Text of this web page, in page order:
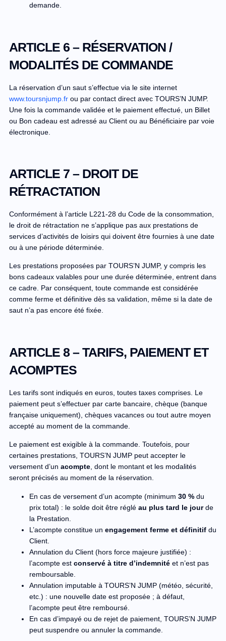
demande.
ARTICLE 6 – RÉSERVATION /
MODALITÉS DE COMMANDE
La réservation d’un saut s’effectue via le site internet
www.toursnjump.frou par contact direct avec TOURS’N JUMP.
Une fois la commande validée et le paiement effectué, un Billet
ou Bon cadeau est adressé au Client ou au Bénéficiaire par voie
électronique.
ARTICLE 7 – DROIT DE
RÉTRACTATION
Conformément à l’article L221-28 du Code de la consommation,
le droit de rétractation ne s’applique pas aux prestations de
services d’activités de loisirs qui doivent être fournies à une date
ou à une période déterminée.
Les prestations proposées par TOURS’N JUMP, y compris les
bons cadeaux valables pour une durée déterminée, entrent dans
ce cadre. Par conséquent, toute commande est considérée
comme ferme et définitive dès sa validation, même si la date de
saut n’a pas encore été fixée.
ARTICLE 8 – TARIFS, PAIEMENT ET
ACOMPTES
Les tarifs sont indiqués en euros, toutes taxes comprises. Le
paiement peut s’effectuer par carte bancaire, chèque (banque
française uniquement), chèques vacances ou tout autre moyen
accepté au moment de la commande.
Le paiement est exigible à la commande. Toutefois, pour
certaines prestations, TOURS’N JUMP peut accepter le
versement d’un acompte, dont le montant et les modalités
seront précisés au moment de la réservation.
En cas de versement d’un acompte (minimum 30 %du
prix total) : le solde doit être réglé au plus tard le jourde
la Prestation.
L’acompte constitue un engagement ferme et définitifdu
Client.
Annulation du Client (hors force majeure justifiée) :
l’acompte est conservé à titre d’indemnitéet n’est pas
remboursable.
Annulation imputable à TOURS’N JUMP (météo, sécurité,
etc.) : une nouvelle date est proposée ; à défaut,
l’acompte peut être remboursé.
En cas d’impayé ou de rejet de paiement, TOURS’N JUMP
peut suspendre ou annuler la commande.